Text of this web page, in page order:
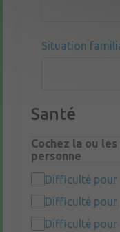
Situation
Santé
Cochez la ou
personne
Difficulté pour
Difficulté pour
Difficulté pour